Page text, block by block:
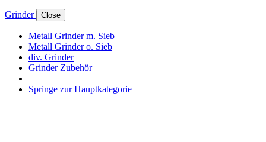
Grinder Close
Metall Grinder m. Sieb
Metall Grinder o. Sieb
div. Grinder
Grinder Zubehör
Springe zur Hauptkategorie